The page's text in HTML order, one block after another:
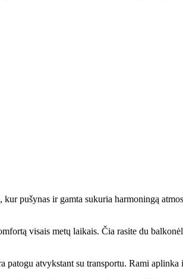
pušynas ir gamta sukuria harmoningą
visais metų laikais. Čia rasite du
atvykstant su transportu. Rami